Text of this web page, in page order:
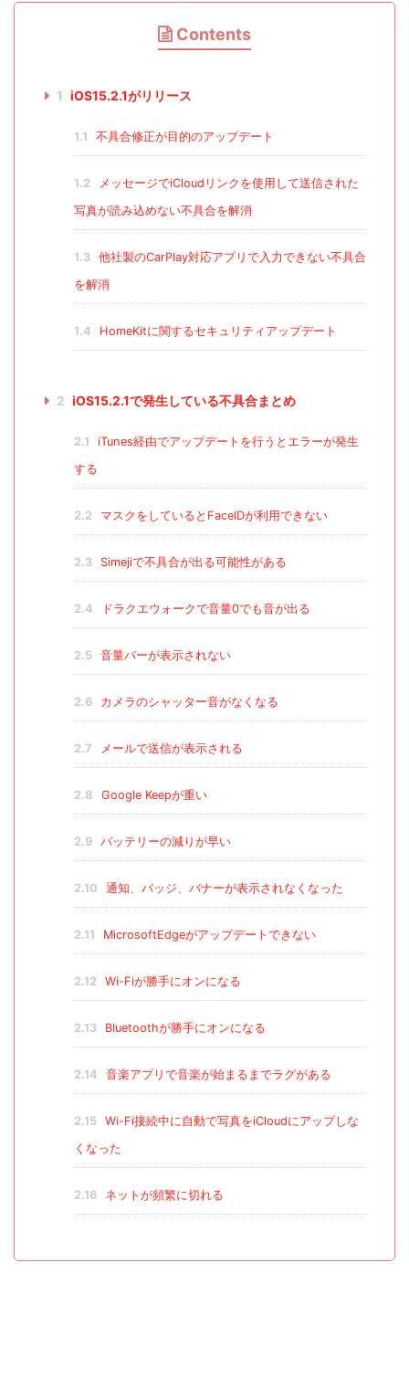
Contents
1 iOS15.2.1がリリース
1.1 不具合修正が目的のアップデート
1.2
メッセージでiCloudリンクを使用して送信された
写真が読み込めない不具合を解消
1.3
他社製のCarPlay対応アプリで入力できない不具合
を解消
1.4 HomeKitに関するセキュリティアップデート
2 iOS15.2.1で発生している不具合まとめ
2.1
iTunes経由でアップデートを行うとエラーが発生
する
2.2 マスクをしているとFaceIDが利用できない
2.3 Simejiで不具合が出る可能性がある
2.4 ドラクエウォークで音量0でも音が出る
2.5 音量バーが表示されない
2.6 カメラのシャッター音がなくなる
2.7 メールで送信が表示される
2.8 Google Keepが重い
2.9 バッテリーの減りが早い
2.10 通知、バッジ、バナーが表示されなくなった
2.11 MicrosoftEdgeがアップデートできない
2.12 Wi-Fiが勝手にオンになる
2.13 Bluetoothが勝手にオンになる
2.14 音楽アプリで音楽が始まるまでラグがある
2.15
Wi-Fi接続中に自動で写真をiCloudにアップしな
くなった
2.16 ネットが頻繁に切れる